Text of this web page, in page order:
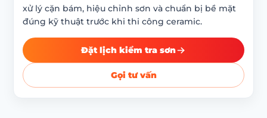
xử lý cặn bám, hiệu chỉnh sơn và chuẩn bị bề mặt
đúng kỹ thuật trước khi thi công ceramic.
Đặt lịch kiểm tra sơn
Gọi tư vấn